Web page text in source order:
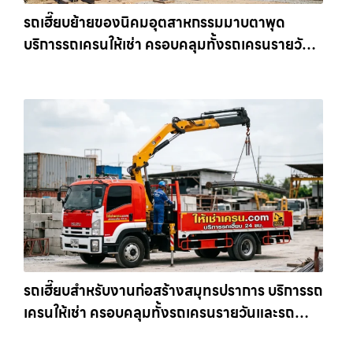
รถเฮี๊ยบย้ายของนิคมอุตสาหกรรมมาบตาพุด
บริการรถเครนให้เช่า ครอบคลุมทั้งรถเครนรายวัน
รถเฮี๊ยบสำหรับงานก่อสร้างสมุทรปราการ บริการรถ
เครนให้เช่า ครอบคลุมทั้งรถเครนรายวันและรถ